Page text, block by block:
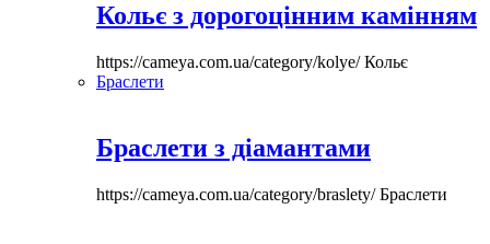
Кольє з дорогоцінним камінням
https://cameya.com.ua/category/kolye/Кольє
Браслети
Браслети з діамантами
https://cameya.com.ua/category/braslety/Браслети